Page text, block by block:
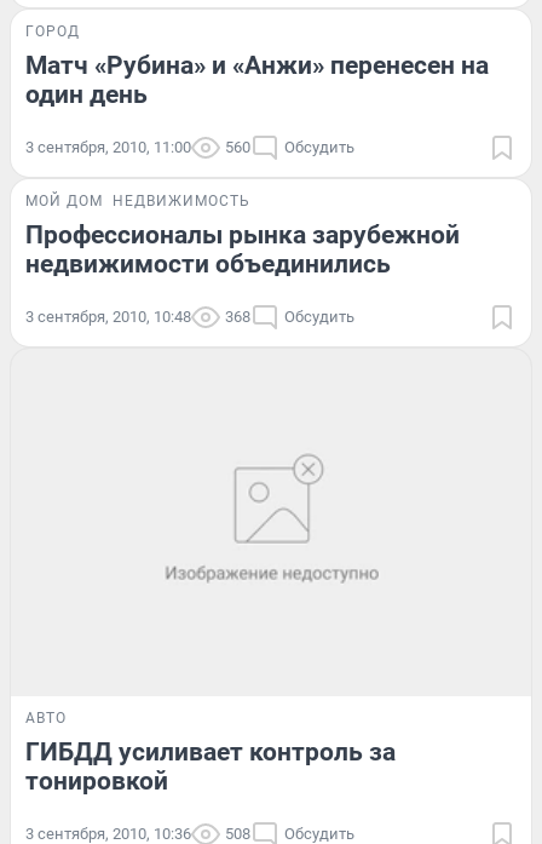
ГОРОД
Матч «Рубина» и «Анжи» перенесен на
один день
3 сентября, 2010, 11:00 560 Обсудить
МОЙ ДОМ НЕДВИЖИМОСТЬ
Профессионалы рынка зарубежной
недвижимости объединились
3 сентября, 2010, 10:48 368 Обсудить
АВТО
ГИБДД усиливает контроль за
тонировкой
3 сентября, 2010, 10:36 508 Обсудить